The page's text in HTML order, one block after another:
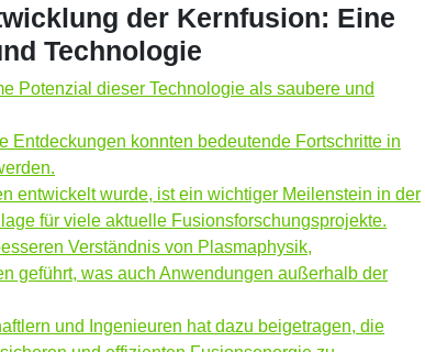
der Kernfusion: Eine
Technologie
Potenzial dieser Technologie als saubere und
Entdeckungen konnten bedeutende Fortschritte in
entwickelt wurde, ist ein wichtiger Meilenstein in der
für viele aktuelle Fusionsforschungsprojekte.
Verständnis von Plasmaphysik,
geführt, was auch Anwendungen außerhalb der
und Ingenieuren hat dazu beigetragen, die